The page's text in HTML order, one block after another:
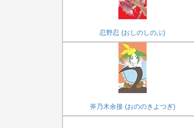
忍野忍 (おしのしのぶ)
斧乃木余接 (おののきよつぎ)